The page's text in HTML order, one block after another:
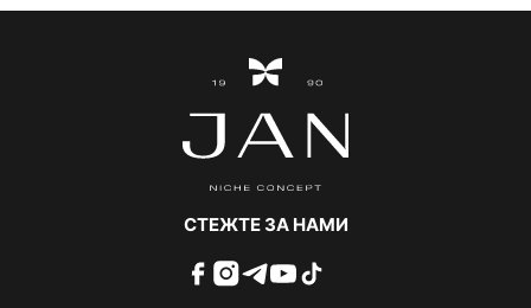
СТЕЖТЕ ЗА НАМИ